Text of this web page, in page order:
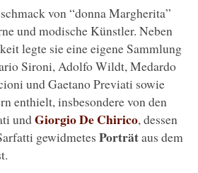
von “donna Margherita”
und modische Künstler. Neben
legte sie eine eigene Sammlung
Sironi, Adolfo Wildt, Medardo
und Gaetano Previati sowie
enthielt, insbesondere von den
undGiorgio De Chirico, dessen
gewidmetes Porträtaus dem